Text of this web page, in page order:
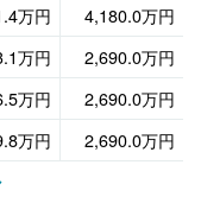
万円
4,180.0万円
万円
2,690.0万円
万円
2,690.0万円
万円
2,690.0万円